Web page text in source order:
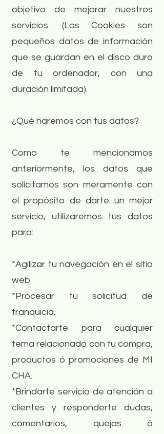
objetivo de mejorar nuestros
servicios. (Las Cookies son
pequeños datos de información
que se guardan en el disco duro
de tu ordenador, con una
duración limitada).
¿Qué haremos con tus datos?
Como te mencionamos
anteriormente, los datos que
solicitamos son meramente con
el propósito de darte un mejor
servicio, utilizaremos tus datos
para:
*Agilizar tu navegación en el sitio
web.
*Procesar tu solicitud de
franquicia.
*Contactarte para cualquier
tema relacionado con tu compra,
productos ó promociones de MI
CHA.
*Brindarte servicio de atención a
clientes y responderte dudas,
comentarios, quejas ó